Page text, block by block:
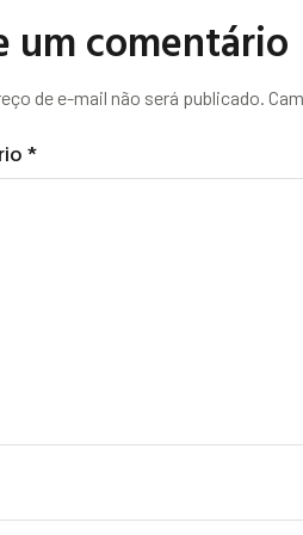
um comentário
de e-mail não será publicado.
*